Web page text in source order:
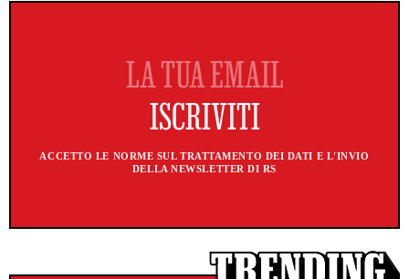
ACCETTO LE NORME SUL TRATTAMENTO DEI DATI E L'INVIO
DELLA NEWSLETTER DI RS